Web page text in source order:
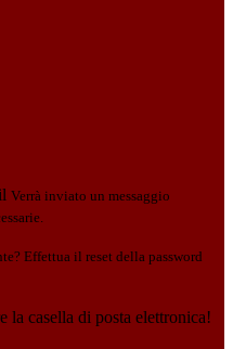
Verrà inviato un messaggio
Effettua il reset della password
la casella di posta elettronica!